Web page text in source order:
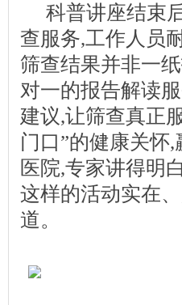
科普讲座结束
查服务,工作人员
筛查结果并非一
对一的报告解读
建议,让筛查真正
门口”的健康关怀
医院,专家讲得明
这样的活动实在
道。